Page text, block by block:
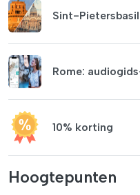
Sint-
Rome:
10% korting
Hoogtepunten